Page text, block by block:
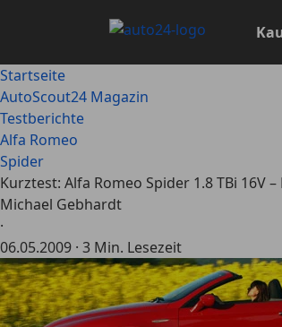
Startseite
AutoScout24 Magazin
Testberichte
Alfa Romeo
Spider
Kurztest: Alfa Romeo Spider 1.8 TBi 16V
Michael Gebhardt
·
06.05.2009 · 3 Min. Lesezeit